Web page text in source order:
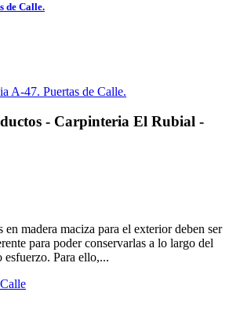
de Calle.
A-47. Puertas de Calle.
- Carpinteria El Rubial -
en madera maciza para el exterior deben ser
para poder conservarlas a lo largo del
Para ello,...